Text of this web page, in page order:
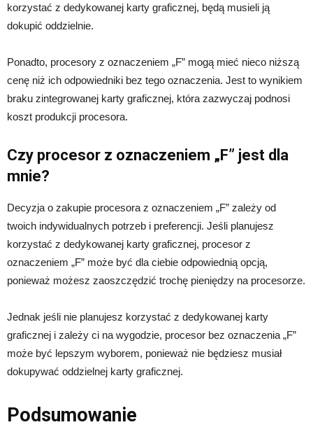
korzystać z dedykowanej karty graficznej, będą musieli ją
dokupić oddzielnie.
Ponadto, procesory z oznaczeniem „F” mogą mieć nieco niższą
cenę niż ich odpowiedniki bez tego oznaczenia. Jest to wynikiem
braku zintegrowanej karty graficznej, która zazwyczaj podnosi
koszt produkcji procesora.
Czy procesor z oznaczeniem „F” jest dla
mnie?
Decyzja o zakupie procesora z oznaczeniem „F” zależy od
twoich indywidualnych potrzeb i preferencji. Jeśli planujesz
korzystać z dedykowanej karty graficznej, procesor z
oznaczeniem „F” może być dla ciebie odpowiednią opcją,
ponieważ możesz zaoszczędzić trochę pieniędzy na procesorze.
Jednak jeśli nie planujesz korzystać z dedykowanej karty
graficznej i zależy ci na wygodzie, procesor bez oznaczenia „F”
może być lepszym wyborem, ponieważ nie będziesz musiał
dokupywać oddzielnej karty graficznej.
Podsumowanie